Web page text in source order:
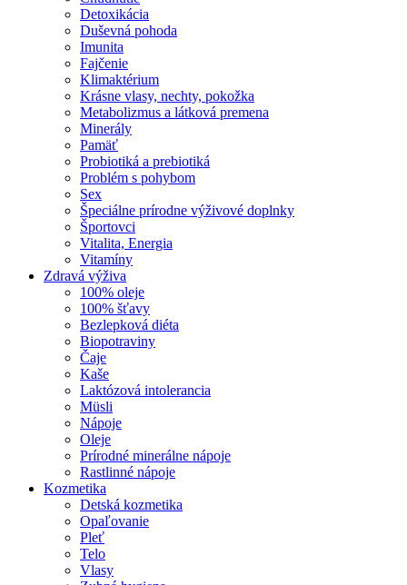
Detoxikácia
Duševná pohoda
Imunita
Fajčenie
Klimaktérium
Krásne vlasy, nechty, pokožka
Metabolizmus a látková premena
Minerály
Pamäť
Probiotiká a prebiotiká
Problém s pohybom
Sex
Špeciálne prírodne výživové doplnky
Športovci
Vitalita, Energia
Vitamíny
Zdravá výživa
100% oleje
100% šťavy
Bezlepková diéta
Biopotraviny
Čaje
Kaše
Laktózová intolerancia
Müsli
Nápoje
Oleje
Prírodné minerálne nápoje
Rastlinné nápoje
Kozmetika
Detská kozmetika
Opaľovanie
Pleť
Telo
Vlasy